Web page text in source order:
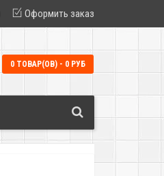
Оформить заказ
0 ТОВАР(ОВ) - 0 РУБ